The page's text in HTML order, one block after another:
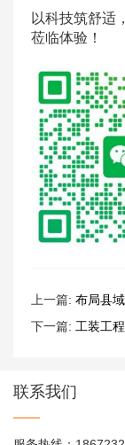
以科技筑舒适
莅临体验！
上一篇: 布局县
火热筹备中
下一篇: 工装工
联系我们